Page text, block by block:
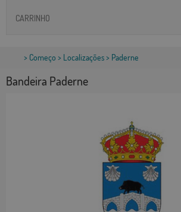
CARRINHO
> Começo > Localizações> Paderne
Bandeira Paderne